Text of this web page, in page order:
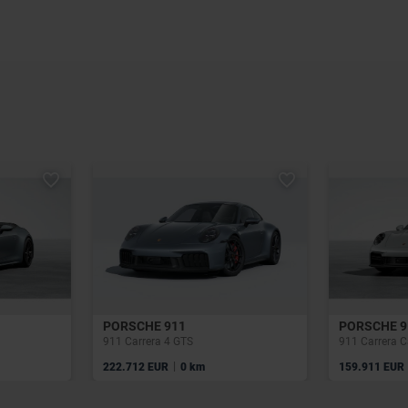
PORSCHE 911
911 Carrera 4 GTS
222.712 EUR | 0 km
PORSCHE
911 Carrera
159.911 EUR